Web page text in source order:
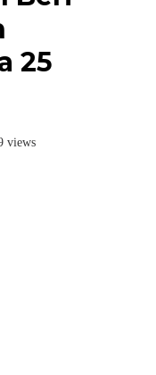
25
views